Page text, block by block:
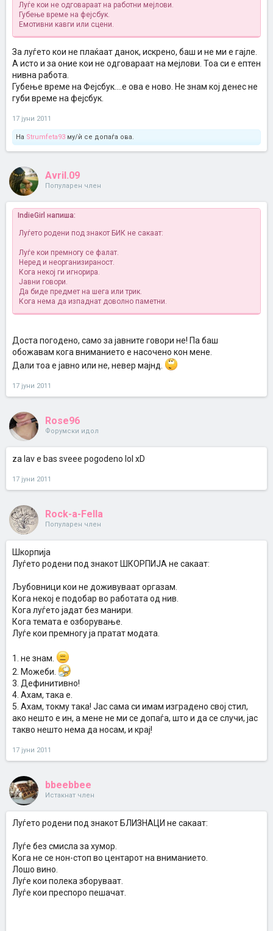
Луѓе кои не одговараат на работни мејлови.
Губење време на фејсбук.
Емотивни кавги или сцени.
За луѓето кои не плаќаат данок, искрено, баш и не ми е гајле.
А исто и за оние кои не одговараат на мејлови. Тоа си е ептен
нивна работа.
Губење време на Фејсбук....е ова е ново. Не знам кој денес не
губи време на фејсбук.
17 јуни 2011
На Strumfeta93 му/ѝ се допаѓа ова.
Avril.09
Популарен член
IndieGirl напиша:
Луѓето родени под знакот БИК не сакаат:
Луѓе кои премногу се фалат.
Неред и неорганизираност.
Кога некој ги игнорира.
Јавни говори.
Да биде предмет на шега или трик.
Кога нема да изпаднат доволно паметни.
Доста погодено, само за јавните говори не! Па баш
обожавам кога вниманието е насочено кон мене.
Дали тоа е јавно или не, невер мајнд.
17 јуни 2011
Rose96
Форумски идол
za lav e bas sveee pogodeno lol xD
17 јуни 2011
Rock-a-Fella
Популарен член
Шкорпија
Луѓето родени под знакот ШКОРПИЈА не сакаат:
Љубовници кои не доживуваат оргазам.
Кога некој е подобар во работата од нив.
Кога луѓето јадат без манири.
Кога темата е озборување.
Луѓе кои премногу ја пратат модата.
1. не знам.
2. Можеби.
3. Дефинитивно!
4. Ахам, така е.
5. Ахам, токму така! Јас сама си имам изградено свој стил,
ако нешто е ин, а мене не ми се допаѓа, што и да се случи, јас
такво нешто нема да носам, и крај!
17 јуни 2011
bbeebbee
Истакнат член
Луѓето родени под знакот БЛИЗНАЦИ не сакаат:
Луѓе без смисла за хумор.
Кога не се нон-стоп во центарот на вниманието.
Лошо вино.
Луѓе кои полека зборуваат.
Луѓе кои преспоро пешачат.